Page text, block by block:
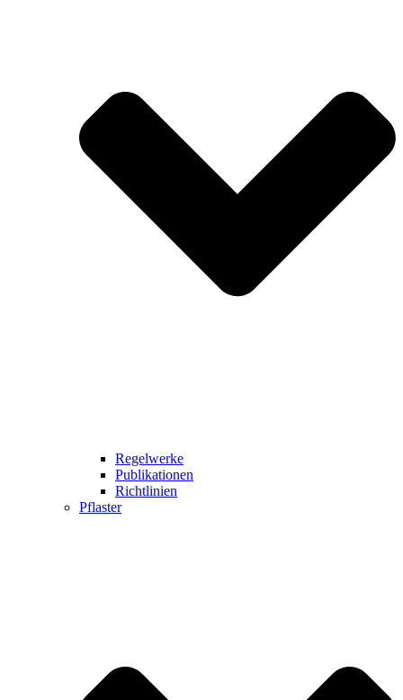
Regelwerke
Publikationen
Richtlinien
Pflaster